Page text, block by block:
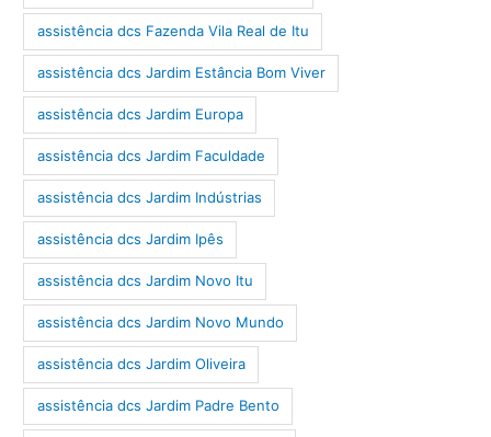
assistência dcs Fazenda Vila Real de Itu
assistência dcs Jardim Estância Bom Viver
assistência dcs Jardim Europa
assistência dcs Jardim Faculdade
assistência dcs Jardim Indústrias
assistência dcs Jardim Ipês
assistência dcs Jardim Novo Itu
assistência dcs Jardim Novo Mundo
assistência dcs Jardim Oliveira
assistência dcs Jardim Padre Bento